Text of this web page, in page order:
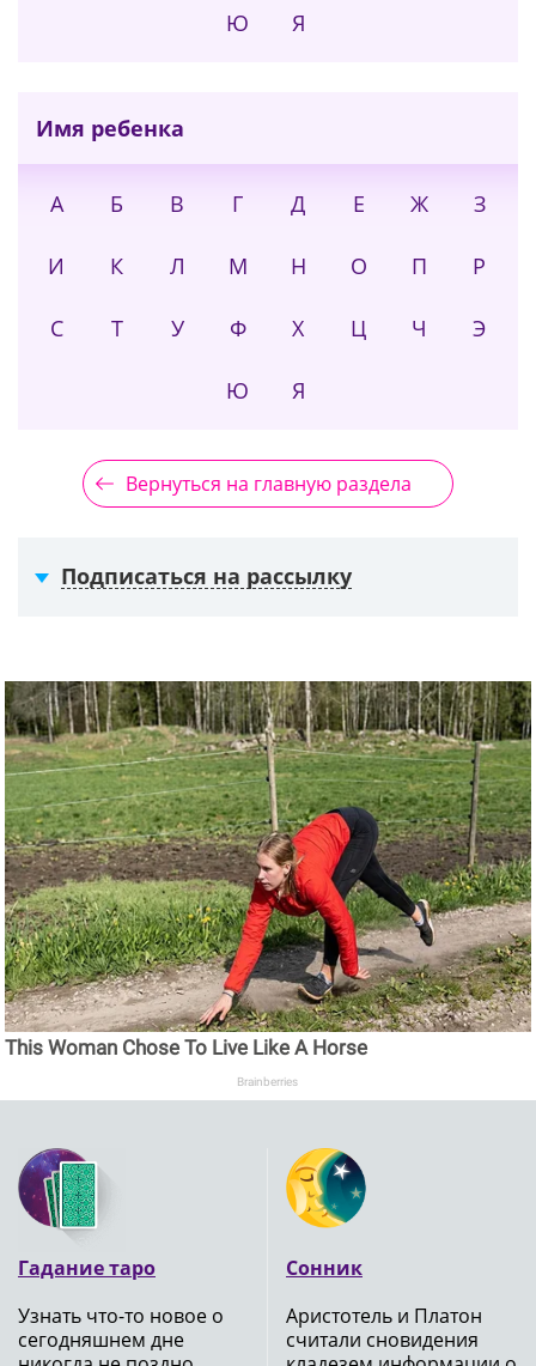
Ю Я
Имя ребенка
А Б В Г Д Е Ж З
И К Л М Н О П Р
С Т У Ф Х Ц Ч Э
Ю Я
Вернуться на главную раздела
Подписаться на рассылку
This Woman Chose To Live Like A Horse
Brainberries
Гадание таро
Узнать что-то новое о
сегодняшнем дне
Сонник
Аристотель и Платон
считали сновидения